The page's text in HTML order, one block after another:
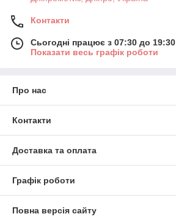
Контакти
Сьогодні працює з 07:30 до 19:30
Показати весь графік роботи
Про нас
Контакти
Доставка та оплата
Графік роботи
Повна версія сайту